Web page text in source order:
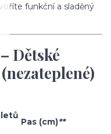
funkční a sladěný
Dětské
Pas (cm)**